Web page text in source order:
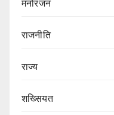
मनोरंजन
राजनीति
राज्य
शख्सियत